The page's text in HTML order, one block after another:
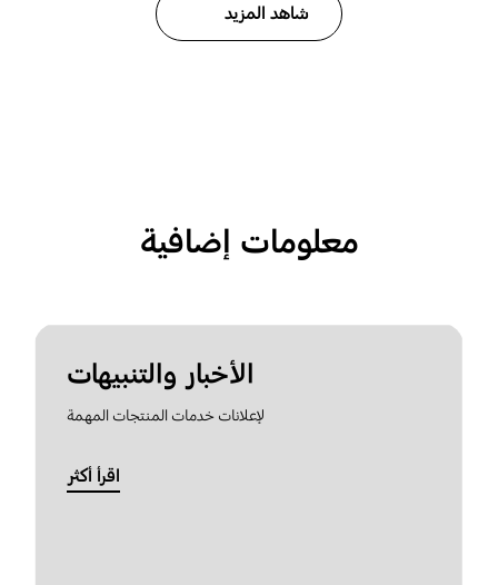
شاهد المزيد
معلومات إضافية
الأخبار والتنبيهات
لإعلانات خدمات المنتجات المهمة
اقرأ أكثر